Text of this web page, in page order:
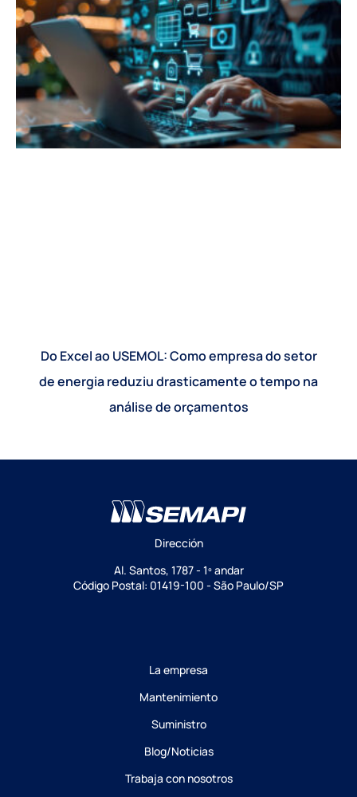
Do Excel ao USEMOL: Como empresa do setor
de energia reduziu drasticamente o tempo na
análise de orçamentos
Dirección
Al. Santos, 1787 - 1º andar
Código Postal: 01419-100 - São Paulo/SP
La empresa
Mantenimiento
Suministro
Blog/Noticias
Trabaja con nosotros